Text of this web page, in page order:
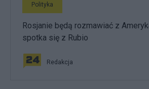
Polityka
Rosjanie będą rozmawiać z
spotka się z Rubio
Redakcja